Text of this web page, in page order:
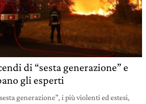
di “sesta generazione” e
gli esperti
generazione”, i più violenti ed estesi,